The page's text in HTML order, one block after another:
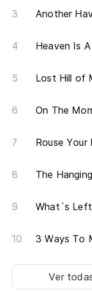
Another
Heaven Is
Lost Hill of
On The
Rouse Your
The
What´s
3 Ways To
Ver